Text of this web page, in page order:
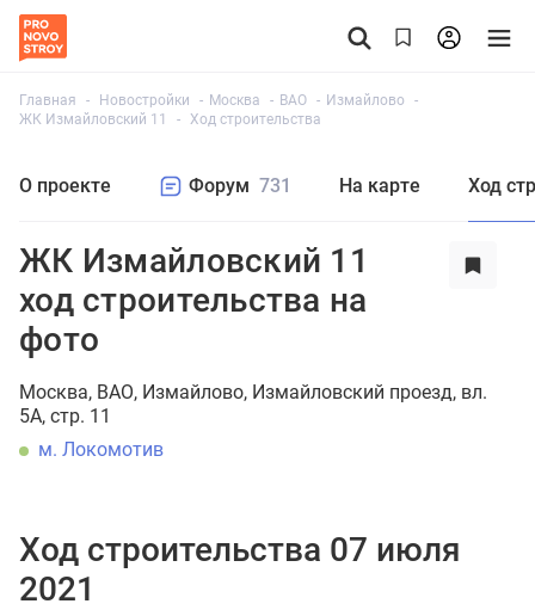
Главная Новостройки Москва ВАО
Измайлово
ЖК Измайловский 11
Ход строительства
О проекте Форум 731 На карте Ход
ЖК Измайловский 11
ход строительства на
фото
Москва ВАО Измайлово Измайловский проезд, вл.
5А, стр. 11
м. Локомотив
Ход строительства 07 июля
2021